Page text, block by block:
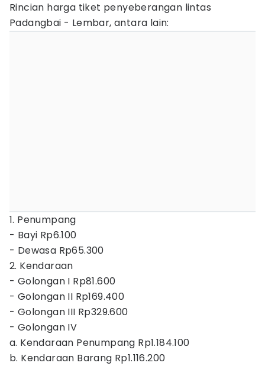
Rincian harga tiket penyeberangan lintas
Padangbai - Lembar, antara lain:
1. Penumpang
- Bayi Rp6.100
- Dewasa Rp65.300
2. Kendaraan
- Golongan I Rp81.600
- Golongan II Rp169.400
- Golongan III Rp329.600
- Golongan IV
a. Kendaraan Penumpang Rp1.184.100
b. Kendaraan Barang Rp1.116.200